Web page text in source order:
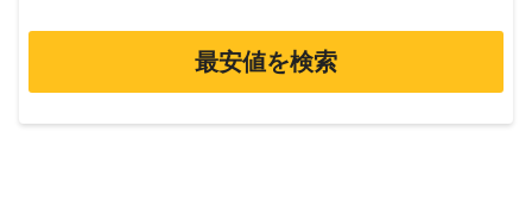
最安値を検索